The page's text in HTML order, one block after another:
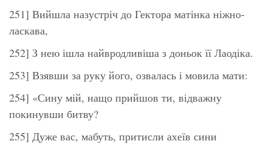
251] Вийшла назустріч до Гектора матінка ніжно-
ласкава,
252] З нею ішла найвродливіша з доньок її Лаодіка.
253] Взявши за руку його, озвалась і мовила мати:
254] «Сину мій, нащо прийшов ти, відважну
покинувши битву?
255] Дуже вас, мабуть, притисли ахеїв сини